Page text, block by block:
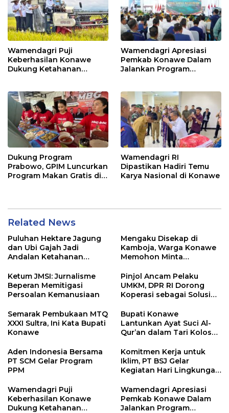
Wamendagri Puji
Keberhasilan Konawe
Dukung Ketahanan
Wamendagri Apresiasi
Pemkab Konawe Dalam
Jalankan Program
Dukung Program
Prabowo, GPIM Luncurkan
Program Makan Gratis di
Wamendagri RI
Dipastikan Hadiri Temu
Karya Nasional di Konawe
Related News
Puluhan Hektare Jagung
dan Ubi Gajah Jadi
Andalan Ketahanan
Mengaku Disekap di
Kamboja, Warga Konawe
Memohon Minta
Ketum JMSI: Jurnalisme
Beperan Memitigasi
Persoalan Kemanusiaan
Pinjol Ancam Pelaku
UMKM, DPR RI Dorong
Koperasi sebagai Solusi
Semarak Pembukaan MTQ
XXXI Sultra, Ini Kata Bupati
Konawe
Bupati Konawe
Lantunkan Ayat Suci Al-
Qur’an dalam Tari Kolosal
Sultra
Aden Indonesia Bersama
PT SCM Gelar Program
PPM
Komitmen Kerja untuk
Iklim, PT BSJ Gelar
Kegiatan Hari Lingkungan
Wamendagri Puji
Keberhasilan Konawe
Dukung Ketahanan
Wamendagri Apresiasi
Pemkab Konawe Dalam
Jalankan Program